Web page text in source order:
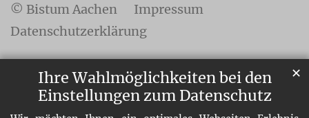
Ihre Wahlmöglichkeiten bei den
Einstellungen zum Datenschutz
✕
© Bistum Aachen
Impressum
Datenschutzerklärung